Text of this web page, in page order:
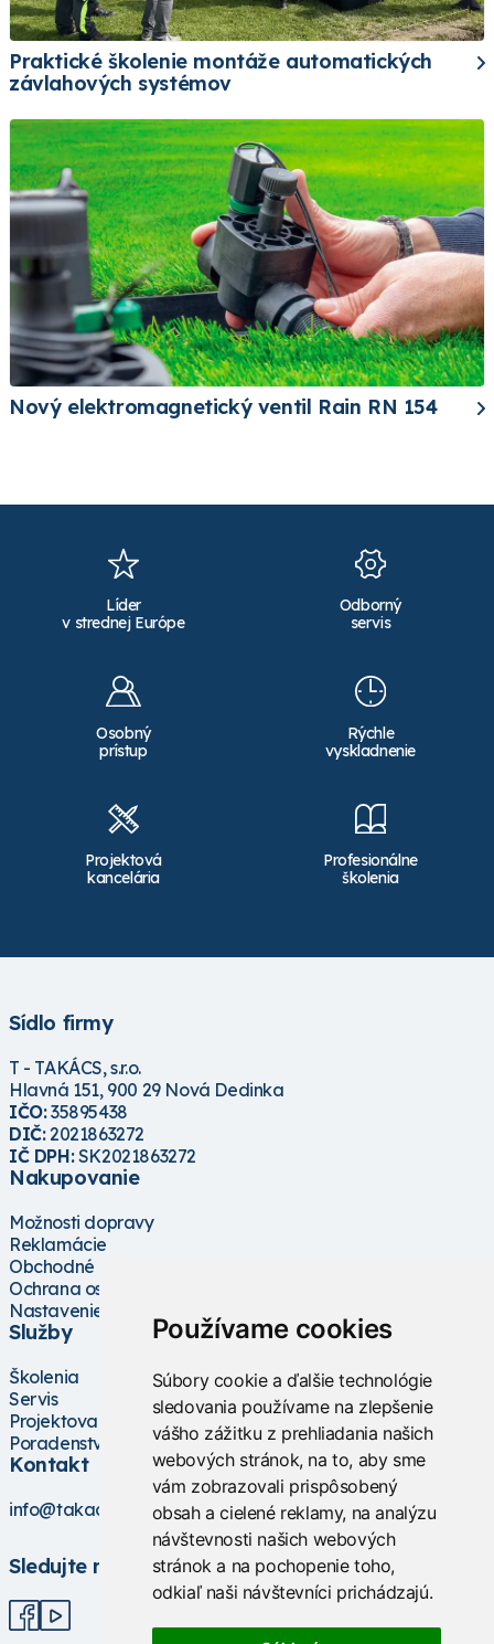
Používame cookies
Súbory cookie a ďalšie technológie
sledovania používame na zlepšenie
vášho zážitku z prehliadania našich
webových stránok, na to, aby sme
vám zobrazovali prispôsobený
obsah a cielené reklamy, na analýzu
návštevnosti našich webových
stránok a na pochopenie toho,
odkiaľ naši návštevníci prichádzajú.
Praktické školenie montáže automatických
závlahových systémov
Nový elektromagnetický ventil Rain RN 154
Líder
v strednej Európe
Odborný
servis
Osobný
prístup
Rýchle
vyskladnenie
Projektová
kancelária
Profesionálne
školenia
Sídlo firmy
T - TAKÁCS, s.r.o.
Hlavná 151, 900 29 Nová Dedinka
IČO:35895438
DIČ:2021863272
IČ DPH:SK2021863272
Nakupovanie
Možnosti dopravy
Reklamácie
Obchodné podmienky
Ochrana osobných údajov
Nastavenie cookies
Služby
Školenia
Servis
Projektovanie
Poradenstvo
Kontakt
info@takacs.sk
Sledujte nás